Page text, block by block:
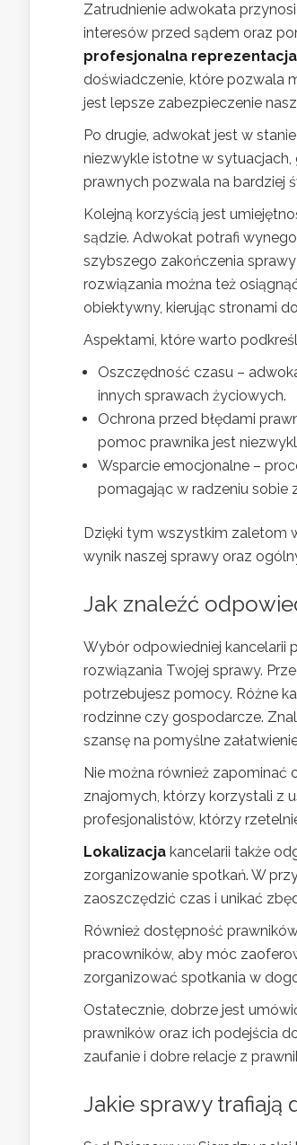
Zatrudnienie adwokata
interesów przed sądem oraz
profesjonalna reprezentacja
doświadczenie, które pozwala
jest lepsze zabezpieczenie
Po drugie, adwokat jest w
niezwykle istotne w sytuacjach,
prawnych pozwala na bardziej
Kolejną korzyścią jest
sądzie. Adwokat potrafi
szybszego zakończenia
rozwiązania można też
obiektywny, kierując stronami
Aspektami, które warto
Oszczędność czasu –
innych sprawach życiowych.
Ochrona przed błędami
pomoc prawnika jest
Wsparcie emocjonalne –
pomagając w radzeniu sobie
Dzięki tym wszystkim zaletom
wynik naszej sprawy oraz
Jak znaleźć
Wybór odpowiedniej kancelarii
rozwiązania Twojej sprawy.
potrzebujesz pomocy. Różne
rodzinne czy gospodarcze.
szansę na pomyślne
Nie można również zapominać
znajomych, którzy korzystali z
profesjonalistów, którzy
Lokalizacja kancelarii także
zorganizowanie spotkań. W
zaoszczędzić czas i unikać
Również dostępność
pracowników, aby móc
zorganizować spotkania w
Ostatecznie, dobrze jest
prawników oraz ich podejścia
zaufanie i dobre relacje z
Jakie sprawy trafiają